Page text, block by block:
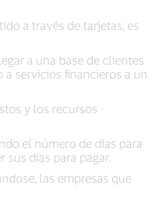
a través de tarjetas, es
a una base de clientes
servicios financieros a un
y los recursos
el número de días para
días para pagar.
las empresas que